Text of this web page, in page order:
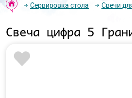
Сервировка стола Свечи
Свеча цифра 5